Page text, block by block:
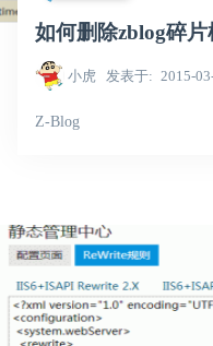
如何删除zblog碎片
小虎 发表于 2015-
Z-Blog